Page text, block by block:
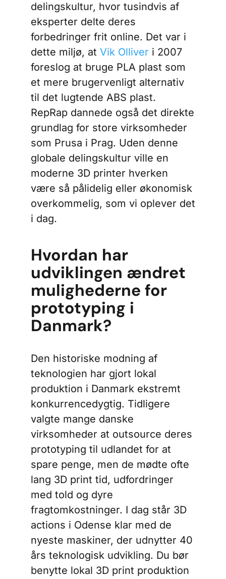
delingskultur, hvor tusindvis af
eksperter delte deres
forbedringer frit online. Det var i
dette miljø, at Vik Olliver i 2007
foreslog at bruge PLA plast som
et mere brugervenligt alternativ
til det lugtende ABS plast.
RepRap dannede også det direkte
grundlag for store virksomheder
som Prusa i Prag. Uden denne
globale delingskultur ville en
moderne 3D printer hverken
være så pålidelig eller økonomisk
overkommelig, som vi oplever det
i dag.
Hvordan har
udviklingen ændret
mulighederne for
prototyping i
Danmark?
Den historiske modning af
teknologien har gjort lokal
produktion i Danmark ekstremt
konkurrencedygtig. Tidligere
valgte mange danske
virksomheder at outsource deres
prototyping til udlandet for at
spare penge, men de mødte ofte
lang 3D print tid, udfordringer
med told og dyre
fragtomkostninger. I dag står 3D
actions i Odense klar med de
nyeste maskiner, der udnytter 40
års teknologisk udvikling. Du bør
benytte lokal 3D print produktion